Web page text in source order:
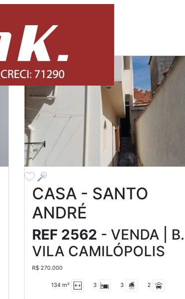
CASA - SANTO
ANDRÉ
REF 2562 - VENDA | B.
VILA CAMILÓPOLIS
R$ 270.000
134 m² 3 3 2